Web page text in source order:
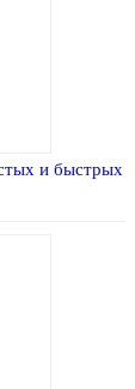
и быстрых